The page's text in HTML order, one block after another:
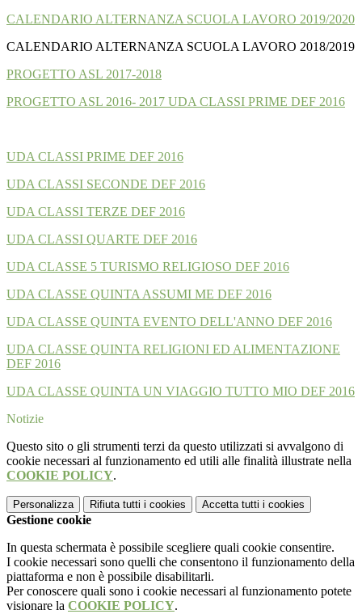
CALENDARIO ALTERNANZA SCUOLA LAVORO 2019/2020
CALENDARIO ALTERNANZA SCUOLA LAVORO 2018/2019
PROGETTO ASL 2017-2018
PROGETTO ASL 2016- 2017 UDA CLASSI PRIME DEF 2016
UDA CLASSI PRIME DEF 2016
UDA CLASSI SECONDE DEF 2016
UDA CLASSI TERZE DEF 2016
UDA CLASSI QUARTE DEF 2016
UDA CLASSE 5 TURISMO RELIGIOSO DEF 2016
UDA CLASSE QUINTA ASSUMI ME DEF 2016
UDA CLASSE QUINTA EVENTO DELL'ANNO DEF 2016
UDA CLASSE QUINTA RELIGIONI ED ALIMENTAZIONE
DEF 2016
UDA CLASSE QUINTA UN VIAGGIO TUTTO MIO DEF 2016
Notizie
Questo sito o gli strumenti terzi da questo utilizzati si avvalgono di
cookie necessari al funzionamento ed utili alle finalità illustrate nella
COOKIE POLICY.
Personalizza Rifiuta tutti i cookies Accetta tutti i cookies
Gestione cookie
In questa schermata è possibile scegliere quali cookie consentire.
I cookie necessari sono quelli che consentono il funzionamento della
piattaforma e non è possibile disabilitarli.
Per conoscere quali sono i cookie necessari al funzionamento potete
visionare la COOKIE POLICY.